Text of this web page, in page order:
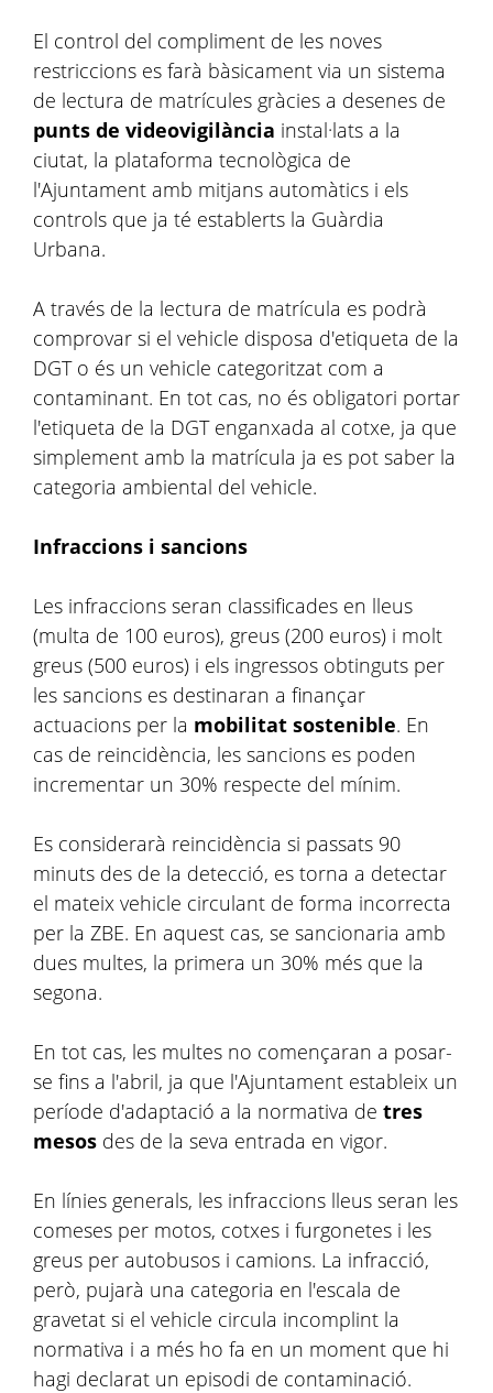
El control del compliment de les noves
restriccions es farà bàsicament via un sistema
de lectura de matrícules gràcies a desenes de
punts de videovigilància instal·lats a la
ciutat, la plataforma tecnològica de
l'Ajuntament amb mitjans automàtics i els
controls que ja té establerts la Guàrdia
Urbana.
A través de la lectura de matrícula es podrà
comprovar si el vehicle disposa d'etiqueta de la
DGT o és un vehicle categoritzat com a
contaminant. En tot cas, no és obligatori portar
l'etiqueta de la DGT enganxada al cotxe, ja que
simplement amb la matrícula ja es pot saber la
categoria ambiental del vehicle.
Infraccions i sancions
Les infraccions seran classificades en lleus
(multa de 100 euros), greus (200 euros) i molt
greus (500 euros) i els ingressos obtinguts per
les sancions es destinaran a finançar
actuacions per la mobilitat sostenible. En
cas de reincidència, les sancions es poden
incrementar un 30% respecte del mínim.
Es considerarà reincidència si passats 90
minuts des de la detecció, es torna a detectar
el mateix vehicle circulant de forma incorrecta
per la ZBE. En aquest cas, se sancionaria amb
dues multes, la primera un 30% més que la
segona.
En tot cas, les multes no començaran a posar-
se fins a l'abril, ja que l'Ajuntament estableix un
període d'adaptació a la normativa de tres
mesos des de la seva entrada en vigor.
En línies generals, les infraccions lleus seran les
comeses per motos, cotxes i furgonetes i les
greus per autobusos i camions. La infracció,
però, pujarà una categoria en l'escala de
gravetat si el vehicle circula incomplint la
normativa i a més ho fa en un moment que hi
hagi declarat un episodi de contaminació.